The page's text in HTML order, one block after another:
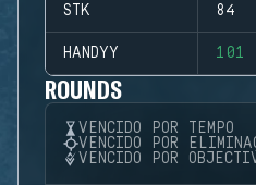
STK 84
HANDYY 101
ROUNDS
VENCIDO POR TEMPO
VENCIDO POR
VENCIDO POR